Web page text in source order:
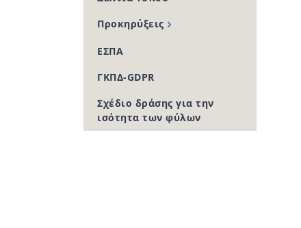
Προκηρύξεις
ΕΣΠΑ
ΓΚΠΔ-GDPR
Σχέδιο δράσης για την
ισότητα των φύλων